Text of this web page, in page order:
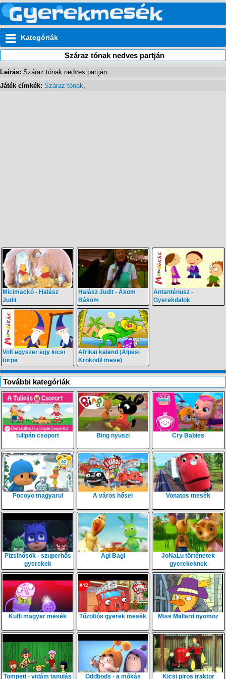
Kategóriák
Száraz tónak nedves partján
Leírás: Száraz tónak nedves partján
Játék címkék: Száraz tónak,
Micimackó - Halász
Judit
Halász Judit - Ákom
Bákom
Antanténusz -
Gyerekdalok
Volt egyszer egy kicsi
törpe
Afrikai kaland (Alpesi
Krokodil mese)
További kategóriák
tulipán csoport Bing nyuszi Cry Babies
Pocoyo magyarul A város hősei Vonatos mesék
Pizsihősök - szuperhős
gyerekek
Agi Bagi
JoNaLu történetek
gyerekeknek
Kufli magyar mesék Tűzoltós gyerek mesék Miss Mallard nyomoz
Tompeti - vidám tanulás Oddbods - a mókás Kicsi piros traktor